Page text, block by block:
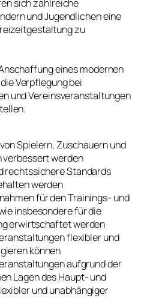
sich zahlreiche
und Jugendlichen eine
zu
eines modernen
Verpflegung bei
und Vereinsveranstaltungen
Spielern, Zuschauern und
verbessert werden
rechtssichere Standards
werden
für den Trainings- und
insbesondere für die
erwirtschaftet werden
flexibler und
können
aufgrund der
Lagen des Haupt- und
und unabhängiger